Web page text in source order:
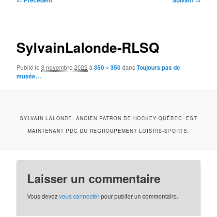
SylvainLalonde-RLSQ
Publié le3 novembre 2022 à350 × 350dansToujours pas de
musée…
SYLVAIN LALONDE, ANCIEN PATRON DE HOCKEY-QUÉBEC, EST
MAINTENANT PDG DU REGROUPEMENT LOISIRS-SPORTS.
Laisser un commentaire
Vous devezvous connecterpour publier un commentaire.